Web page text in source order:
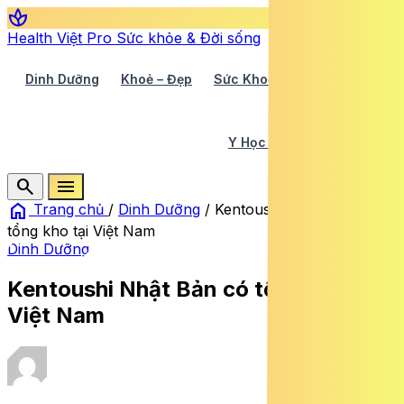
spa
Health Việt Pro Sức khỏe & Đời sống
Dinh Dưỡng Khoẻ – Đẹp Sức Khoẻ TV
Y Học Cổ Truyền
search
menu
home Trang chủ / Dinh Dưỡng / Kentoushi Nhật Bản có
tổng kho tại Việt Nam
Dinh Dưỡng
Kentoushi Nhật Bản có tổng kho tại
Việt Nam